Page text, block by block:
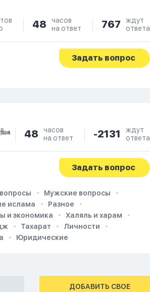
48
часов
на ответ
767
ждут
ответа
Задать вопрос
48
часов
на ответ
-2131
ждут
ответа
Задать вопрос
Мужские вопросы
ислама
Разное
и экономика
Халяль и харам
Тахарат
Личности
Юридические
ДОБАВИТЬ СВОЕ